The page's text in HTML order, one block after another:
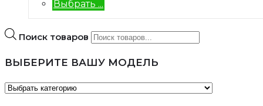
Выбрать ...
Поиск товаров
ВЫБЕРИТЕ ВАШУ МОДЕЛЬ